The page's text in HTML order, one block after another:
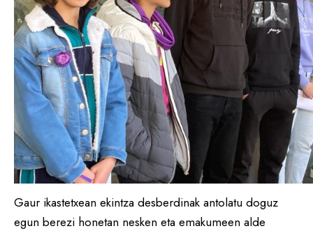
Gaur ikastetxean ekintza desberdinak antolatu doguz
egun berezi honetan nesken eta emakumeen alde